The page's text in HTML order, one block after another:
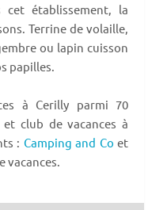
cet établissement, la
Terrine de volaille,
ou lapin cuisson
papilles.
à Cerilly parmi 70
club de vacances à
: Camping and Co et
vacances.